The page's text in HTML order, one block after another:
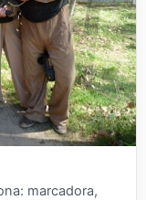
marcadora,